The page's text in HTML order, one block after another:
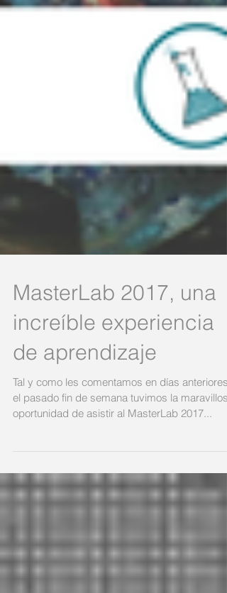
MasterLab 2017, una
increíble experiencia
de aprendizaje
Tal y como les comentamos en días anteriores,
el pasado fin de semana tuvimos la maravillosa